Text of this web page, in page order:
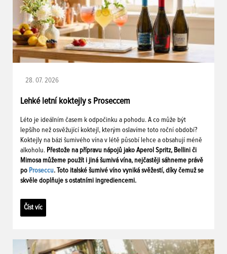
28. 07. 2026
Lehké letní koktejly s Proseccem
Léto je ideálním časem k odpočinku a pohodu. A co může být
lepšího než osvěžující koktejl, kterým oslavíme toto roční období?
Koktejly na bázi šumivého vína v létě působí lehce a obsahují méně
alkoholu. Přestože na přípravu nápojů jako Aperol Spritz, Bellini či
Mimosa můžeme použít i jiná šumivá vína, nejčastěji sáhneme právě
po Proseccu. Toto italské šumivé víno vyniká svěžestí, díky čemuž se
skvěle doplňuje s ostatními ingrediencemi.
Číst víc